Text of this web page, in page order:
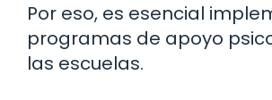
Por eso, es esencial
programas de apoyo
las escuelas.